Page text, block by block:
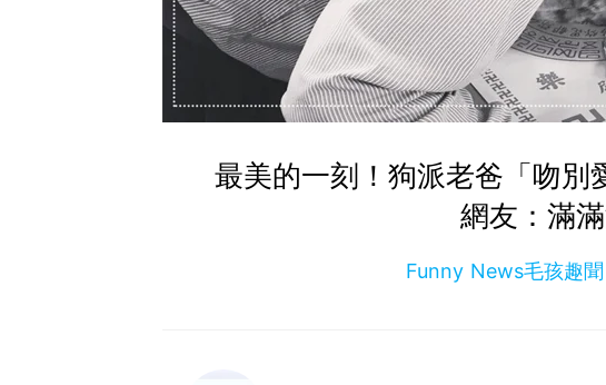
最美的一刻！狗派老爸「吻別
網友：滿
Funny News毛孩趣聞